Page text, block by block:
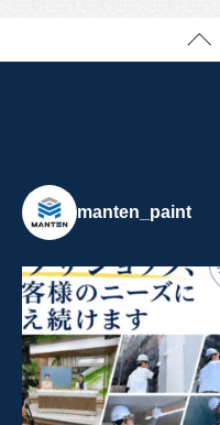
manten_paint